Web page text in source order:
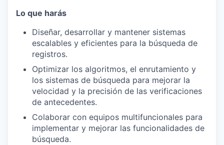
Lo que harás
Diseñar, desarrollar y mantener sistemas
escalables y eficientes para la búsqueda de
registros.
Optimizar los algoritmos, el enrutamiento y
los sistemas de búsqueda para mejorar la
velocidad y la precisión de las verificaciones
de antecedentes.
Colaborar con equipos multifuncionales para
implementar y mejorar las funcionalidades de
búsqueda.